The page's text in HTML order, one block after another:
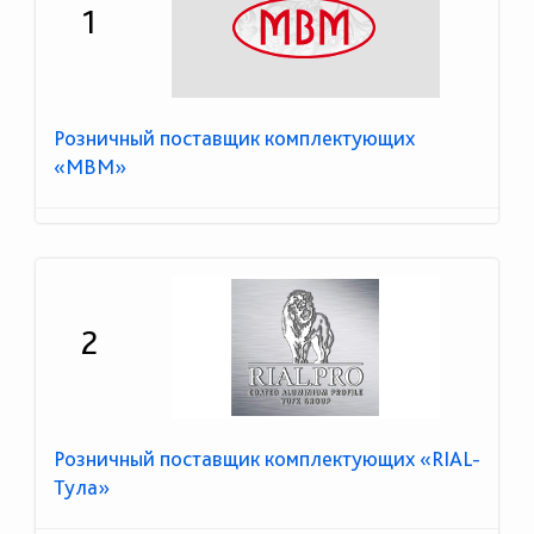
1
Розничный поставщик комплектующих
«МВМ»
2
Розничный поставщик комплектующих «RIAL-
Тула»